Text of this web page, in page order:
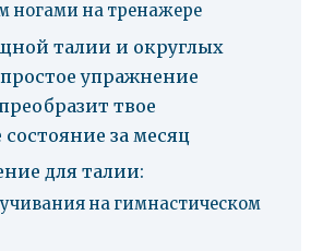
ногами на тренажере
талии и округлых
упражнение
твое
за месяц
для талии:
на гимнастическом